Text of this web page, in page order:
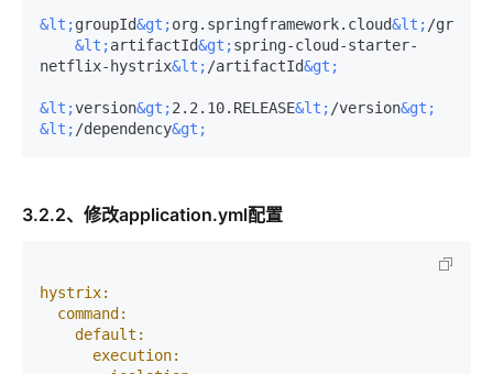
&lt;groupId&gt;org.springframework.cloud&lt; /
&lt;artifactId&gt;spring-cloud-starter-
netflix-hystrix&lt; /artifactId&gt;
&lt;version&gt;2.2.10.RELEASE&lt; /version&gt;
&lt; /dependency&gt;
3.2.2、修改application.yml配置
hystrix:
command:
default:
execution: